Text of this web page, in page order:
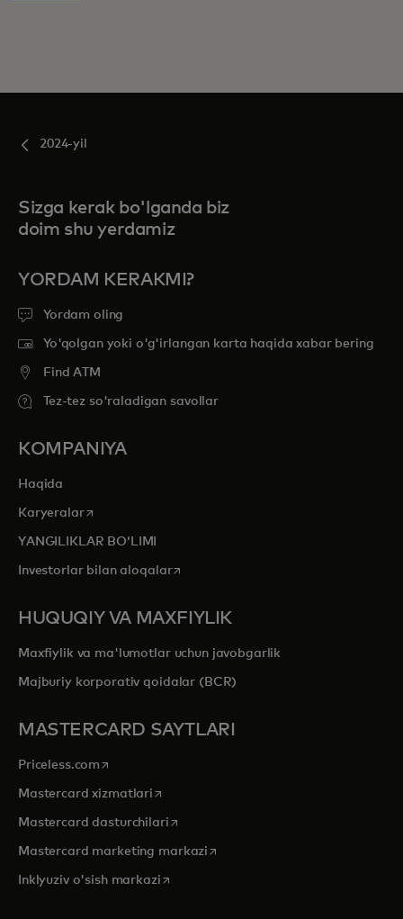
2024-yil
Sizga kerak bo'lganda biz
doim shu yerdamiz
YORDAM KERAKMI?
Yordam oling
Yo'qolgan yoki o'g'irlangan karta haqida xabar bering
Find ATM
Tez-tez so'raladigan savollar
KOMPANIYA
Haqida
Karyeralaropens in a new tab
YANGILIKLAR BOʻLIMI
Investorlar bilan aloqalaropens in a new tab
HUQUQIY VA MAXFIYLIK
Maxfiylik va ma'lumotlar uchun javobgarlik
Majburiy korporativ qoidalar (BCR)
MASTERCARD SAYTLARI
Priceless.com opens in a new tab
Mastercard xizmatlari opens in a new tab
Mastercard dasturchilariopens in a new tab
Mastercard marketing markazi opens in a new tab
Inklyuziv o'sish markaziopens in a new tab